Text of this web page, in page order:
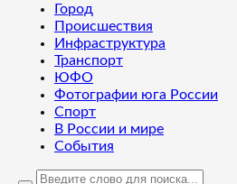
Город
Происшествия
Инфраструктура
Транспорт
ЮФО
Фотографии юга России
Спорт
В России и мире
События